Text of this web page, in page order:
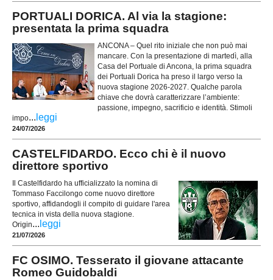
PORTUALI DORICA. Al via la stagione:
presentata la prima squadra
ANCONA – Quel rito iniziale che non può mai
mancare. Con la presentazione di martedì, alla
Casa del Portuale di Ancona, la prima squadra
dei Portuali Dorica ha preso il largo verso la
nuova stagione 2026-2027. Qualche parola
chiave che dovrà caratterizzare l’ambiente:
passione, impegno, sacrificio e identità. Stimoli
impo... leggi
24/07/2026
CASTELFIDARDO. Ecco chi è il nuovo
direttore sportivo
Il Castelfidardo ha ufficializzato la nomina di
Tommaso Faccilongo come nuovo direttore
sportivo, affidandogli il compito di guidare l'area
tecnica in vista della nuova stagione.
Origin... leggi
21/07/2026
FC OSIMO. Tesserato il giovane attacante
Romeo Guidobaldi